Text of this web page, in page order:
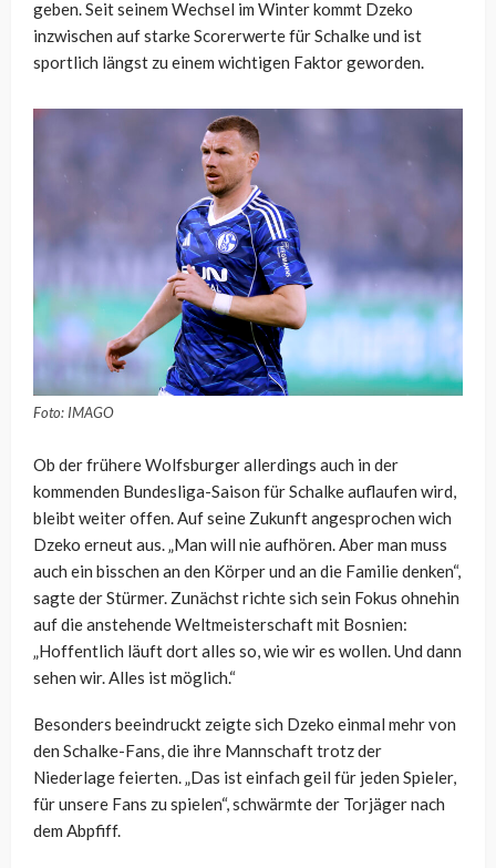
geben. Seit seinem Wechsel im Winter kommt Dzeko
inzwischen auf starke Scorerwerte für Schalke und ist
sportlich längst zu einem wichtigen Faktor geworden.
Foto: IMAGO
Ob der frühere Wolfsburger allerdings auch in der
kommenden Bundesliga-Saison für Schalke auflaufen wird,
bleibt weiter offen. Auf seine Zukunft angesprochen wich
Dzeko erneut aus. „Man will nie aufhören. Aber man muss
auch ein bisschen an den Körper und an die Familie denken“,
sagte der Stürmer. Zunächst richte sich sein Fokus ohnehin
auf die anstehende Weltmeisterschaft mit Bosnien:
„Hoffentlich läuft dort alles so, wie wir es wollen. Und dann
sehen wir. Alles ist möglich.“
Besonders beeindruckt zeigte sich Dzeko einmal mehr von
den Schalke-Fans, die ihre Mannschaft trotz der
Niederlage feierten. „Das ist einfach geil für jeden Spieler,
für unsere Fans zu spielen“, schwärmte der Torjäger nach
dem Abpfiff.